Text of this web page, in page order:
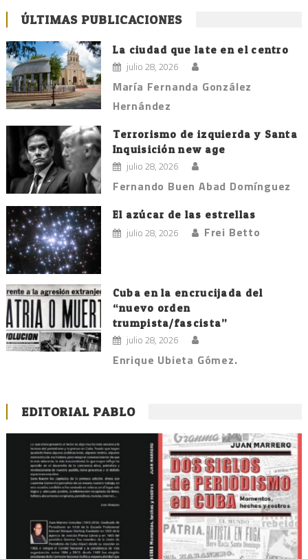
ÚLTIMAS PUBLICACIONES
La ciudad que late en el centro
julio 28, 2026
María Fernanda González
Hernández
Terrorismo de izquierda y Santa
Inquisición new age
julio 28, 2026
Fernando Buen Abad Domínguez
El azúcar de las estrellas
julio 28, 2026 Frei Betto
Cuba en la encrucijada del
“nuevo orden
trumpista/fascista”
julio 28, 2026
Enrique Ubieta Gómez.
EDITORIAL PABLO